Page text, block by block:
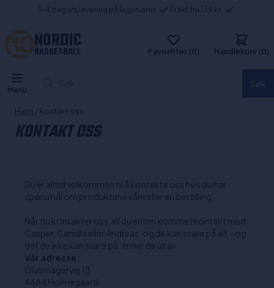
1-4 dagers levering på lagervarer Frakt fra 139 kr
NORDIC
BASKETBALL Favoritter (0) Handlekurv (0)
Menu
Hjem / Kontakt oss
KONTAKT OSS
Du er alltid velkommen til å kontakte oss hvis du har
spørsmål om produktene våre eller en bestilling.
Når du kontakter oss, vil du enten komme i kontakt med
Casper, Camilla eller Andreas, og de kan svare på alt – og
det de ikke kan svare på, finner de ut av.
Vår adresse:
Glasmagervej 13
4684 Holmegaard